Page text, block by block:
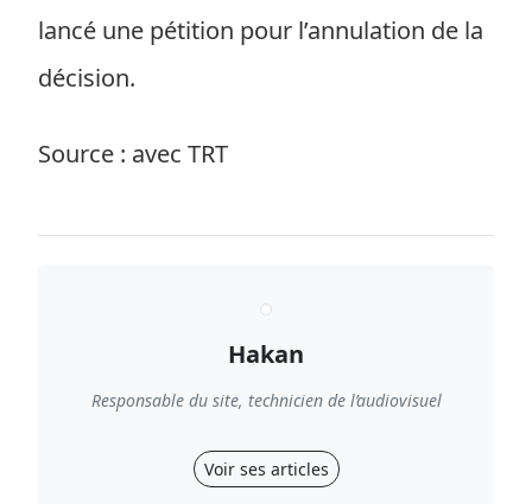
lancé une pétition pour l’annulation de la
décision.
Source : avec TRT
Hakan
Responsable du site, technicien de l’audiovisuel
Voir ses articles